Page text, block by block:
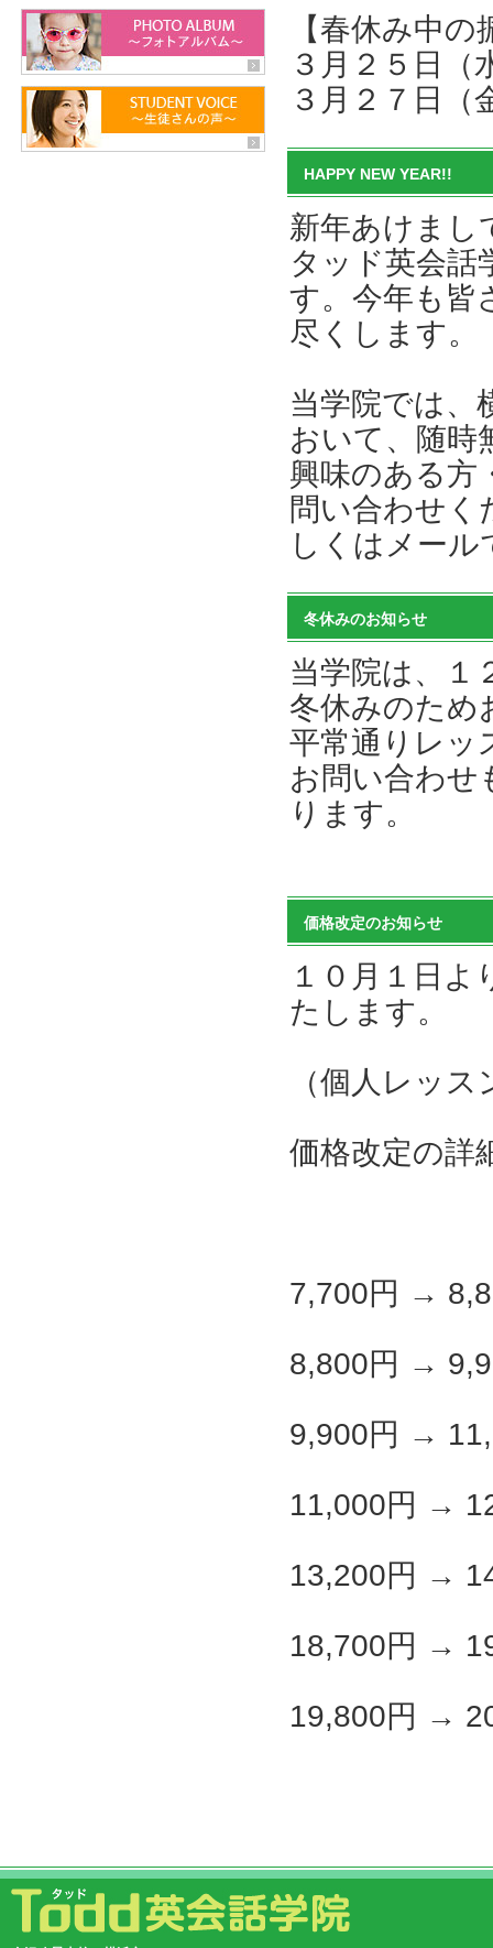
【春休み中
３月２５日（
３月２７日（
HAPPY NEW YEAR!!
新年あけまし
タッド英会話
す。今年も皆
尽くします。
当学院では、
おいて、随時
興味のある方
問い合わせく
しくはメー
冬休みのお知らせ
当学院は、１
冬休みのため
平常通りレッ
お問い合わせ
ります。
価格改定のお知らせ
１０月１日よ
たします。
（個人レッ
価格改定の詳
7,700円 →
8,800円 →
9,900円 →
11,000円 →
13,200円 →
18,700円 →
19,800円 →